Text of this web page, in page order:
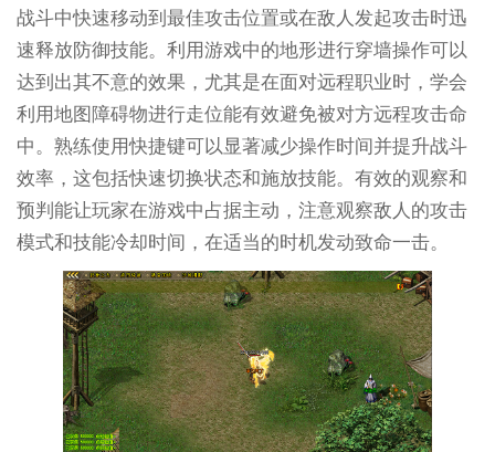
战斗中快速移动到最佳攻击位置或在敌人发起攻击时迅
速释放防御技能。利用游戏中的地形进行穿墙操作可以
达到出其不意的效果，尤其是在面对远程职业时，学会
利用地图障碍物进行走位能有效避免被对方远程攻击命
中。熟练使用快捷键可以显著减少操作时间并提升战斗
效率，这包括快速切换状态和施放技能。有效的观察和
预判能让玩家在游戏中占据主动，注意观察敌人的攻击
模式和技能冷却时间，在适当的时机发动致命一击。